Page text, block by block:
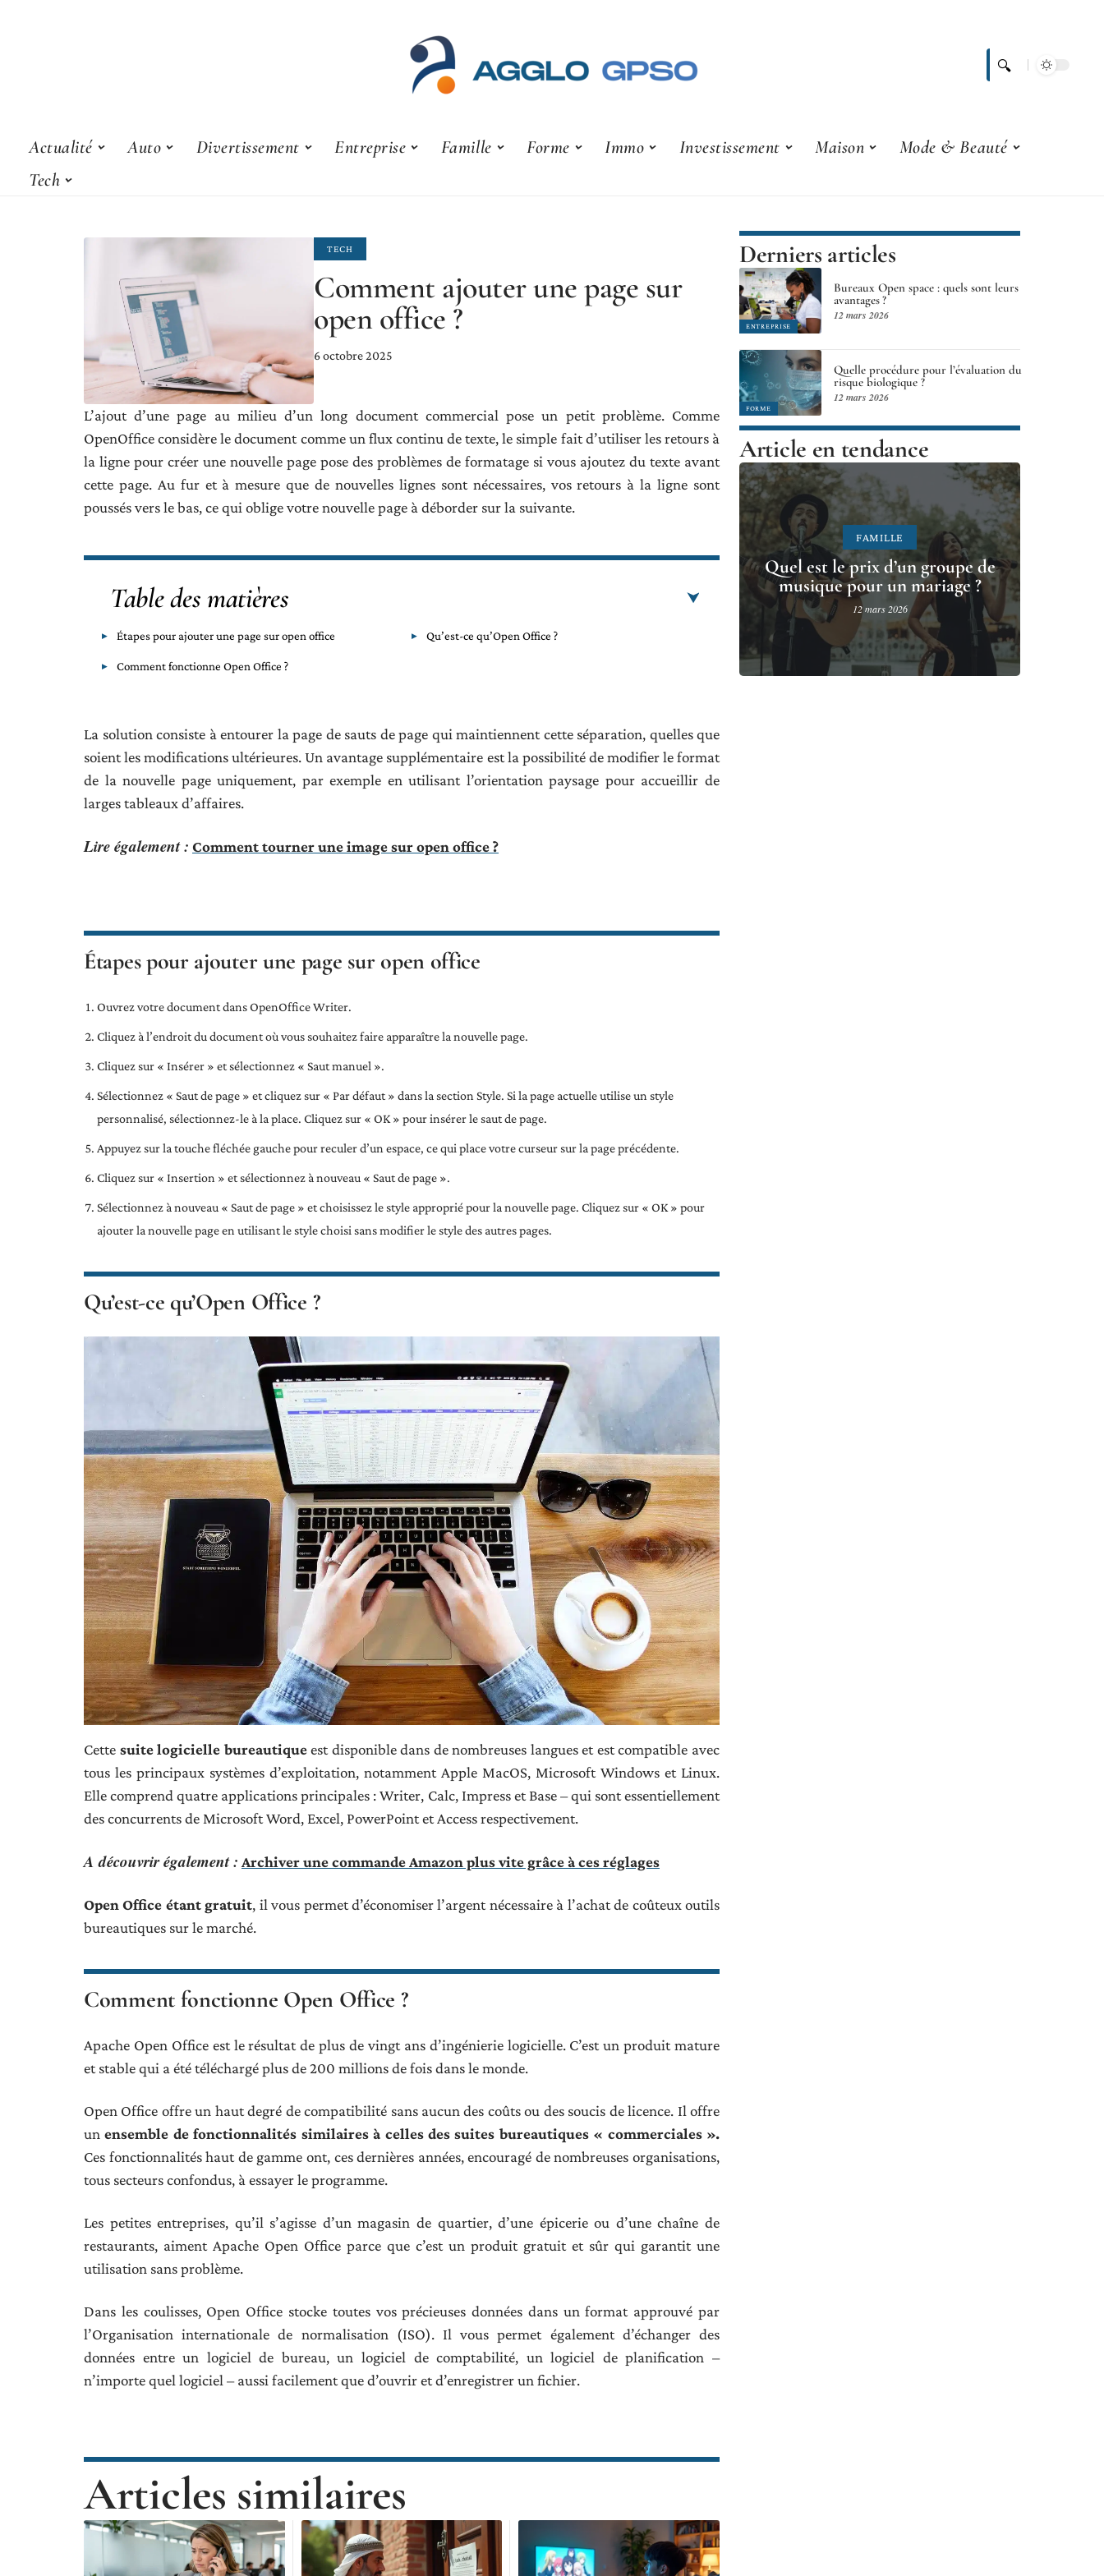
Actualité Auto Divertissement Entreprise Famille Forme Immo Investissement Maison
Mode & Beauté
Tech
TECH
Comment ajouter une page sur
open office ?
6 octobre 2025
L’ajout d’une page au milieu d’un long document commercial pose un petit problème. Comme
OpenOffice considère le document comme un flux continu de texte, le simple fait d’utiliser les retours à
la ligne pour créer une nouvelle page pose des problèmes de formatage si vous ajoutez du texte avant
cette page. Au fur et à mesure que de nouvelles lignes sont nécessaires, vos retours à la ligne sont
poussés vers le bas, ce qui oblige votre nouvelle page à déborder sur la suivante.
Table des matières
Étapes pour ajouter une page sur open office Qu’est-ce qu’Open Office ?
Comment fonctionne Open Office ?
La solution consiste à entourer la page de sauts de page qui maintiennent cette séparation, quelles que
soient les modifications ultérieures. Un avantage supplémentaire est la possibilité de modifier le format
de la nouvelle page uniquement, par exemple en utilisant l’orientation paysage pour accueillir de
larges tableaux d’affaires.
Lire également : Comment tourner une image sur open office ?
Étapes pour ajouter une page sur open office
Ouvrez votre document dans OpenOffice Writer.
Cliquez à l’endroit du document où vous souhaitez faire apparaître la nouvelle page.
Cliquez sur « Insérer » et sélectionnez « Saut manuel ».
Sélectionnez « Saut de page » et cliquez sur « Par défaut » dans la section Style. Si la page actuelle utilise un style
personnalisé, sélectionnez-le à la place. Cliquez sur « OK » pour insérer le saut de page.
Appuyez sur la touche fléchée gauche pour reculer d’un espace, ce qui place votre curseur sur la page précédente.
Cliquez sur « Insertion » et sélectionnez à nouveau « Saut de page ».
Sélectionnez à nouveau « Saut de page » et choisissez le style approprié pour la nouvelle page. Cliquez sur « OK » pour
ajouter la nouvelle page en utilisant le style choisi sans modifier le style des autres pages.
Qu’est-ce qu’Open Office ?
Cette suite logicielle bureautiqueest disponible dans de nombreuses langues et est compatible avec
tous les principaux systèmes d’exploitation, notamment Apple MacOS, Microsoft Windows et Linux.
Elle comprend quatre applications principales : Writer, Calc, Impress et Base – qui sont essentiellement
des concurrents de Microsoft Word, Excel, PowerPoint et Access respectivement.
A découvrir également : Archiver une commande Amazon plus vite grâce à ces réglages
Open Office étant gratuit, il vous permet d’économiser l’argent nécessaire à l’achat de coûteux outils
bureautiques sur le marché.
Comment fonctionne Open Office ?
Apache Open Office est le résultat de plus de vingt ans d’ingénierie logicielle. C’est un produit mature
et stable qui a été téléchargé plus de 200 millions de fois dans le monde.
Open Office offre un haut degré de compatibilité sans aucun des coûts ou des soucis de licence. Il offre
unensemble de fonctionnalités similaires à celles des suites bureautiques « commerciales ».
Ces fonctionnalités haut de gamme ont, ces dernières années, encouragé de nombreuses organisations,
tous secteurs confondus, à essayer le programme.
Les petites entreprises, qu’il s’agisse d’un magasin de quartier, d’une épicerie ou d’une chaîne de
restaurants, aiment Apache Open Office parce que c’est un produit gratuit et sûr qui garantit une
utilisation sans problème.
Dans les coulisses, Open Office stocke toutes vos précieuses données dans un format approuvé par
l’Organisation internationale de normalisation (ISO). Il vous permet également d’échanger des
données entre un logiciel de bureau, un logiciel de comptabilité, un logiciel de planification –
n’importe quel logiciel – aussi facilement que d’ouvrir et d’enregistrer un fichier.
Articles similaires
Derniers articles
ENTREPRISE
Bureaux Open space : quels sont leurs
avantages ?
12 mars 2026
FORME
Quelle procédure pour l’évaluation du
risque biologique ?
12 mars 2026
Article en tendance
FAMILLE
Quel est le prix d’un groupe de
musique pour un mariage ?
12 mars 2026